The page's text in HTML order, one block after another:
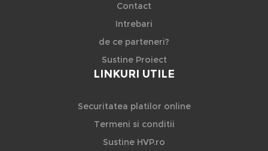
Contact
Intrebari
de ce parteneri?
Sustine Proiect
LINKURI UTILE
Securitatea platilor online
Termeni si conditii
Sustine HVP.ro